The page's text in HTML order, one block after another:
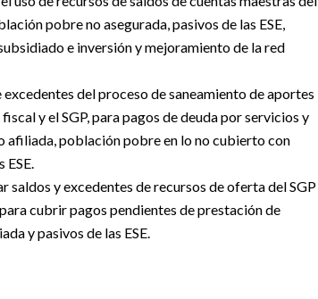
pobre no asegurada, pasivos de las ESE,
e inversión y mejoramiento de la red
del proceso de saneamiento de aportes
y el SGP, para pagos de deuda por servicios y
afiliada, población pobre en lo no cubierto con
y excedentes de recursos de oferta del SGP
cubrir pagos pendientes de prestación de
y pasivos de las ESE.